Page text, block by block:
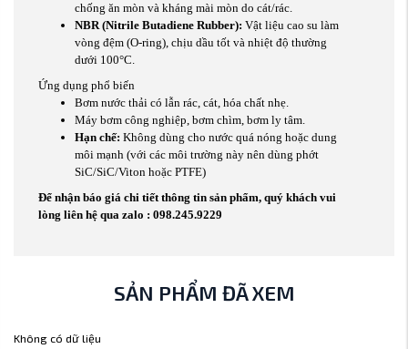
chống ăn mòn và kháng mài mòn do cát/rác.
NBR (Nitrile Butadiene Rubber): Vật liệu cao su làm
vòng đệm (O-ring), chịu dầu tốt và nhiệt độ thường
dưới 100°C.
Ứng dụng phổ biến
Bơm nước thải có lẫn rác, cát, hóa chất nhẹ.
Máy bơm công nghiệp, bơm chìm, bơm ly tâm.
Hạn chế: Không dùng cho nước quá nóng hoặc dung
môi mạnh (với các môi trường này nên dùng phớt
SiC/SiC/Viton hoặc PTFE)
Để nhận báo giá chi tiết thông tin sản phẩm, quý khách vui
lòng liên hệ qua zalo : 098.245.9229
SẢN PHẨM ĐÃ XEM
Không có dữ liệu